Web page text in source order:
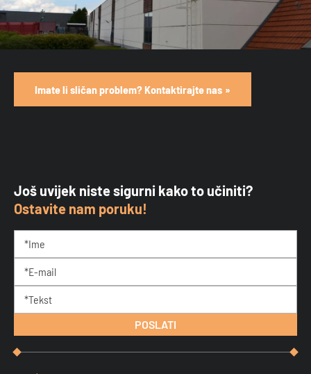
Imate li sličan problem? Kontaktirajte nas
Još uvijek niste sigurni kako to učiniti?
Ostavite nam poruku!